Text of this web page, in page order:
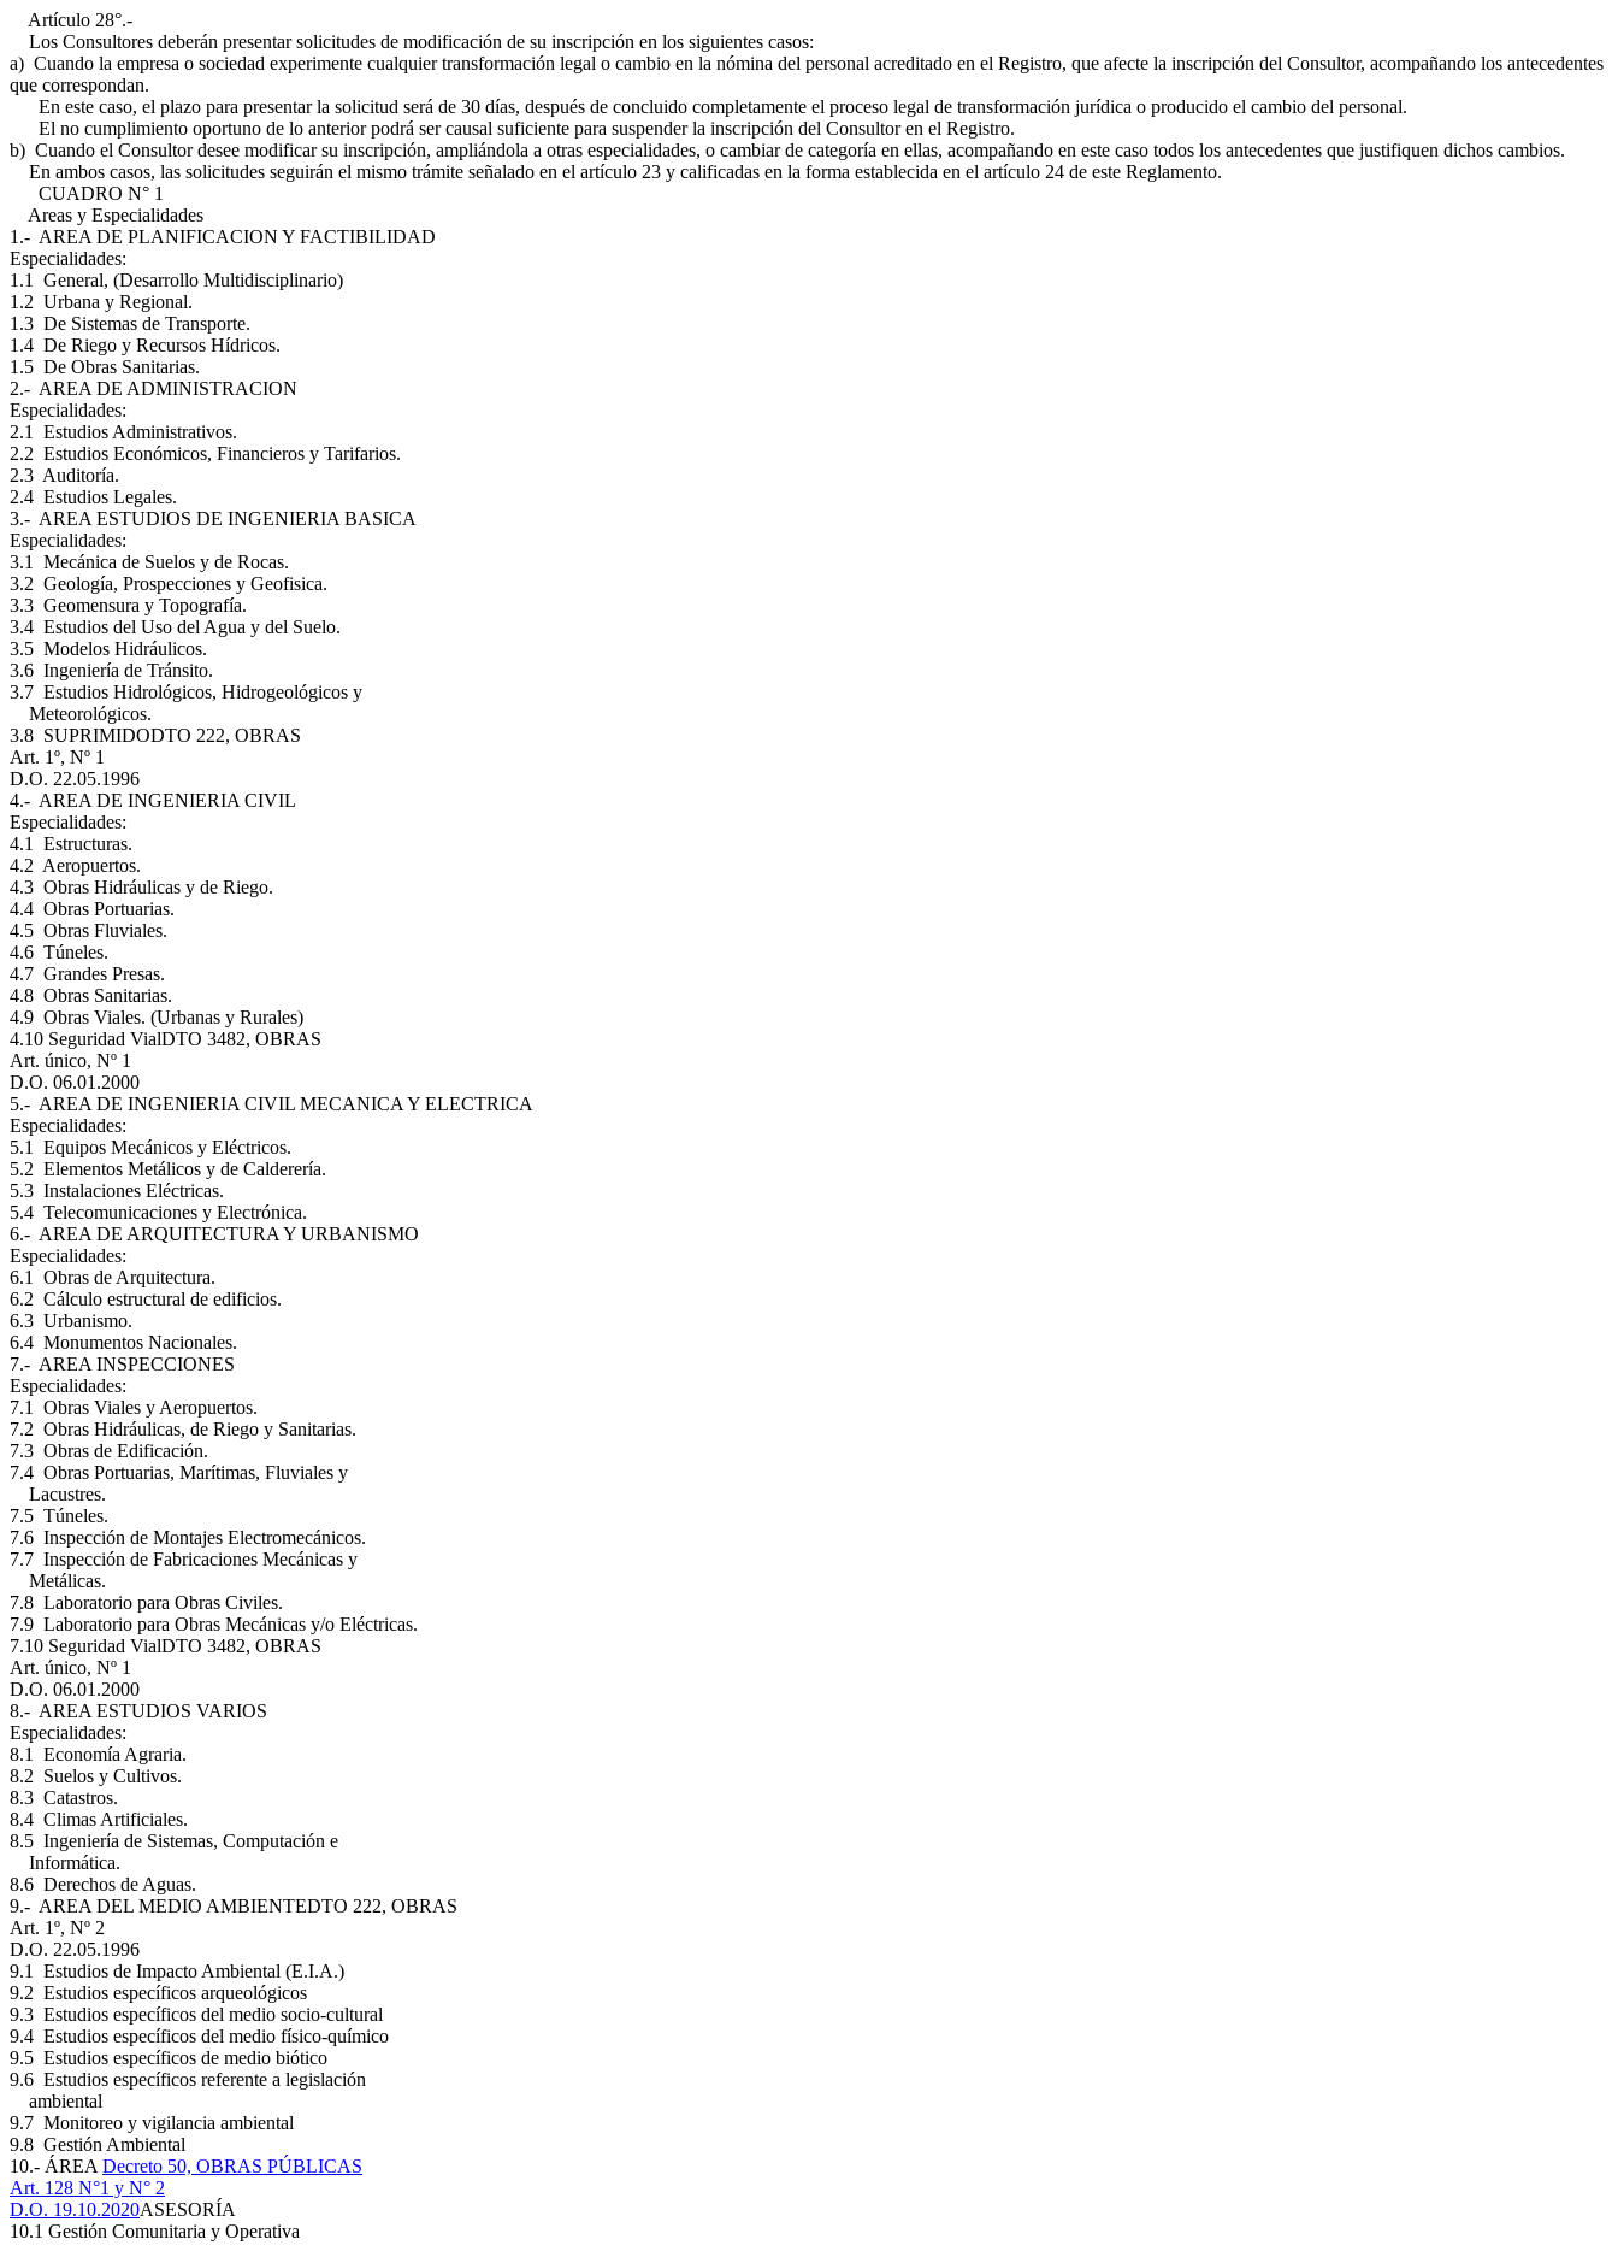
Artículo 28°.-
Los Consultores deberán presentar solicitudes de modificación de su inscripción en los siguientes casos:
a) Cuando la empresa o sociedad experimente cualquier transformación legal o cambio en la nómina del personal acreditado en el Registro, que afecte la inscripción del Consultor, acompañando los antecedentes
que correspondan.
En este caso, el plazo para presentar la solicitud será de 30 días, después de concluido completamente el proceso legal de transformación jurídica o producido el cambio del personal.
El no cumplimiento oportuno de lo anterior podrá ser causal suficiente para suspender la inscripción del Consultor en el Registro.
b) Cuando el Consultor desee modificar su inscripción, ampliándola a otras especialidades, o cambiar de categoría en ellas, acompañando en este caso todos los antecedentes que justifiquen dichos cambios.
En ambos casos, las solicitudes seguirán el mismo trámite señalado en el artículo 23 y calificadas en la forma establecida en el artículo 24 de este Reglamento.
CUADRO N° 1
Areas y Especialidades
1.- AREA DE PLANIFICACION Y FACTIBILIDAD
Especialidades:
1.1 General, (Desarrollo Multidisciplinario)
1.2 Urbana y Regional.
1.3 De Sistemas de Transporte.
1.4 De Riego y Recursos Hídricos.
1.5 De Obras Sanitarias.
2.- AREA DE ADMINISTRACION
Especialidades:
2.1 Estudios Administrativos.
2.2 Estudios Económicos, Financieros y Tarifarios.
2.3 Auditoría.
2.4 Estudios Legales.
3.- AREA ESTUDIOS DE INGENIERIA BASICA
Especialidades:
3.1 Mecánica de Suelos y de Rocas.
3.2 Geología, Prospecciones y Geofisica.
3.3 Geomensura y Topografía.
3.4 Estudios del Uso del Agua y del Suelo.
3.5 Modelos Hidráulicos.
3.6 Ingeniería de Tránsito.
3.7 Estudios Hidrológicos, Hidrogeológicos y
Meteorológicos.
3.8 SUPRIMIDODTO 222, OBRAS
Art. 1º, Nº 1
D.O. 22.05.1996
4.- AREA DE INGENIERIA CIVIL
Especialidades:
4.1 Estructuras.
4.2 Aeropuertos.
4.3 Obras Hidráulicas y de Riego.
4.4 Obras Portuarias.
4.5 Obras Fluviales.
4.6 Túneles.
4.7 Grandes Presas.
4.8 Obras Sanitarias.
4.9 Obras Viales. (Urbanas y Rurales)
4.10 Seguridad VialDTO 3482, OBRAS
Art. único, Nº 1
D.O. 06.01.2000
5.- AREA DE INGENIERIA CIVIL MECANICA Y ELECTRICA
Especialidades:
5.1 Equipos Mecánicos y Eléctricos.
5.2 Elementos Metálicos y de Calderería.
5.3 Instalaciones Eléctricas.
5.4 Telecomunicaciones y Electrónica.
6.- AREA DE ARQUITECTURA Y URBANISMO
Especialidades:
6.1 Obras de Arquitectura.
6.2 Cálculo estructural de edificios.
6.3 Urbanismo.
6.4 Monumentos Nacionales.
7.- AREA INSPECCIONES
Especialidades:
7.1 Obras Viales y Aeropuertos.
7.2 Obras Hidráulicas, de Riego y Sanitarias.
7.3 Obras de Edificación.
7.4 Obras Portuarias, Marítimas, Fluviales y
Lacustres.
7.5 Túneles.
7.6 Inspección de Montajes Electromecánicos.
7.7 Inspección de Fabricaciones Mecánicas y
Metálicas.
7.8 Laboratorio para Obras Civiles.
7.9 Laboratorio para Obras Mecánicas y/o Eléctricas.
7.10 Seguridad VialDTO 3482, OBRAS
Art. único, Nº 1
D.O. 06.01.2000
8.- AREA ESTUDIOS VARIOS
Especialidades:
8.1 Economía Agraria.
8.2 Suelos y Cultivos.
8.3 Catastros.
8.4 Climas Artificiales.
8.5 Ingeniería de Sistemas, Computación e
Informática.
8.6 Derechos de Aguas.
9.- AREA DEL MEDIO AMBIENTEDTO 222, OBRAS
Art. 1º, Nº 2
D.O. 22.05.1996
9.1 Estudios de Impacto Ambiental (E.I.A.)
9.2 Estudios específicos arqueológicos
9.3 Estudios específicos del medio socio-cultural
9.4 Estudios específicos del medio físico-químico
9.5 Estudios específicos de medio biótico
9.6 Estudios específicos referente a legislación
ambiental
9.7 Monitoreo y vigilancia ambiental
9.8 Gestión Ambiental
10.- ÁREA Decreto 50, OBRAS PÚBLICAS
Art. 128 N°1 y N° 2
D.O. 19.10.2020ASESORÍA
10.1 Gestión Comunitaria y Operativa